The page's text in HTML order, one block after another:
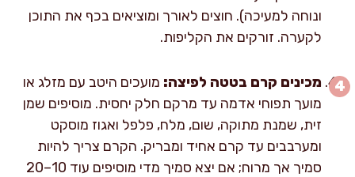
ונוחה למעיכה). חוצים לאורך ומוציאים בכף את התוכן
לקערה. זורקים את הקליפות.
מכינים קרם בטטה לפיצה: מועכים היטב עם מזלג או
מועך תפוחי אדמה עד מרקם חלק יחסית. מוסיפים שמן
זית, שמנת מתוקה, שום, מלח, פלפל ואגוז מוסקט
ומערבבים עד קרם אחיד ומבריק. הקרם צריך להיות
סמיך אך מרוח; אם יצא סמיך מדי מוסיפים עוד 10–20